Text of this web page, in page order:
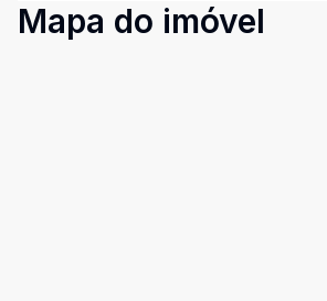
Mapa do imóvel